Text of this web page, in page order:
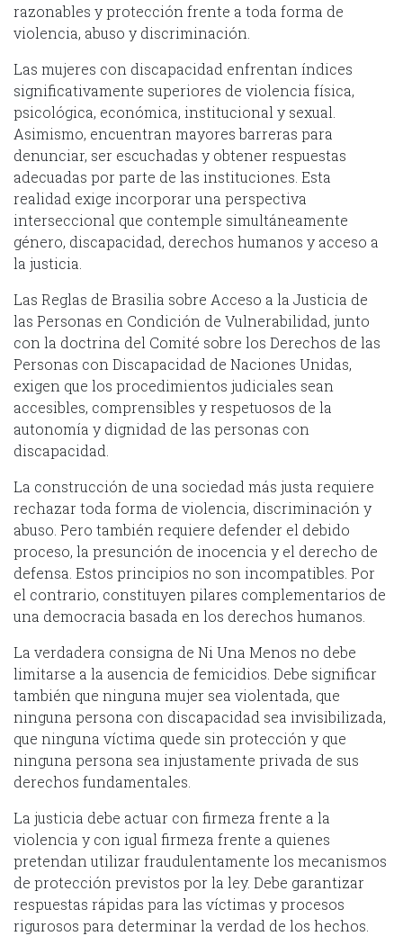
razonables y protección frente a toda forma de
violencia, abuso y discriminación.
Las mujeres con discapacidad enfrentan índices
significativamente superiores de violencia física,
psicológica, económica, institucional y sexual.
Asimismo, encuentran mayores barreras para
denunciar, ser escuchadas y obtener respuestas
adecuadas por parte de las instituciones. Esta
realidad exige incorporar una perspectiva
interseccional que contemple simultáneamente
género, discapacidad, derechos humanos y acceso a
la justicia.
Las Reglas de Brasilia sobre Acceso a la Justicia de
las Personas en Condición de Vulnerabilidad, junto
con la doctrina del Comité sobre los Derechos de las
Personas con Discapacidad de Naciones Unidas,
exigen que los procedimientos judiciales sean
accesibles, comprensibles y respetuosos de la
autonomía y dignidad de las personas con
discapacidad.
La construcción de una sociedad más justa requiere
rechazar toda forma de violencia, discriminación y
abuso. Pero también requiere defender el debido
proceso, la presunción de inocencia y el derecho de
defensa. Estos principios no son incompatibles. Por
el contrario, constituyen pilares complementarios de
una democracia basada en los derechos humanos.
La verdadera consigna de Ni Una Menos no debe
limitarse a la ausencia de femicidios. Debe significar
también que ninguna mujer sea violentada, que
ninguna persona con discapacidad sea invisibilizada,
que ninguna víctima quede sin protección y que
ninguna persona sea injustamente privada de sus
derechos fundamentales.
La justicia debe actuar con firmeza frente a la
violencia y con igual firmeza frente a quienes
pretendan utilizar fraudulentamente los mecanismos
de protección previstos por la ley. Debe garantizar
respuestas rápidas para las víctimas y procesos
rigurosos para determinar la verdad de los hechos.